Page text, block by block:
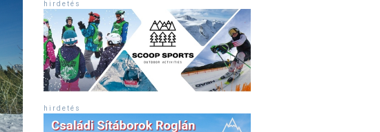
h i r d e t é s
h i r d e t é s